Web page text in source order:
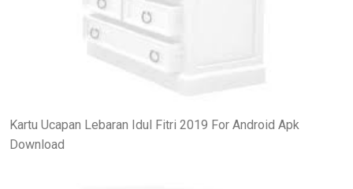
Kartu Ucapan Lebaran Idul Fitri 2019 For Android Apk
Download